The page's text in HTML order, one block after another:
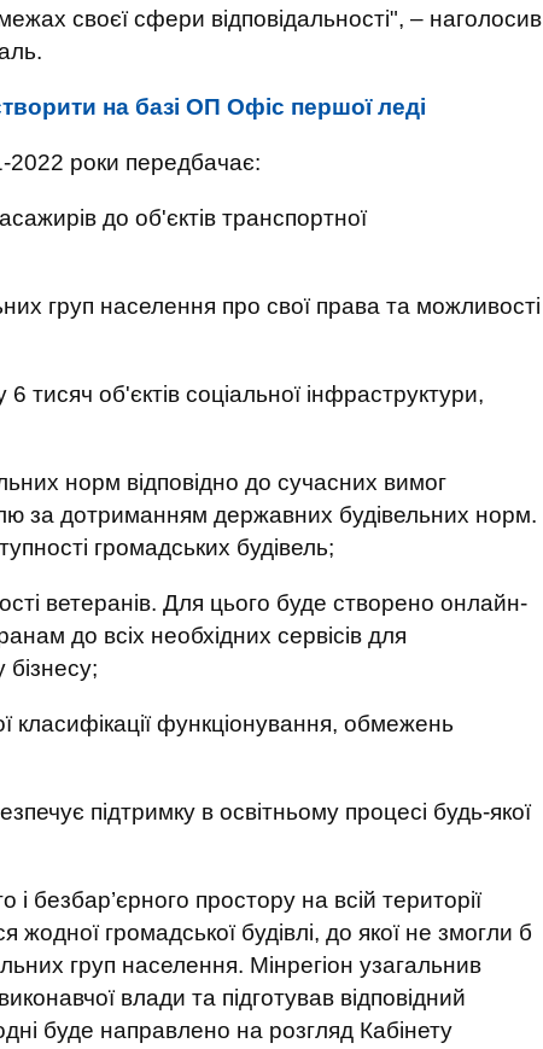
своєї сфери відповідальності", – наголосив
на базі ОП Офіс першої леді
2022 роки передбачає:
до об'єктів транспортної
груп населення про свої права та можливості
тисяч об'єктів соціальної інфраструктури,
норм відповідно до сучасних вимог
за дотриманням державних будівельних норм.
громадських будівель;
ветеранів. Для цього буде створено онлайн-
до всіх необхідних сервісів для
класифікації функціонування, обмежень
підтримку в освітньому процесі будь-якої
безбар’єрного простору на всій території
громадської будівлі, до якої не змогли б
груп населення. Мінрегіон узагальнив
влади та підготував відповідний
буде направлено на розгляд Кабінету